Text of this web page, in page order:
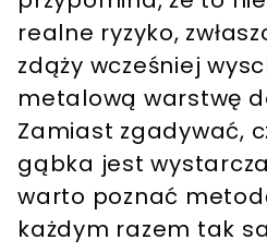
realne ryzyko,
zdąży wcześniej
metalową warstwę
Zamiast zgadywać,
gąbka jest
warto poznać
każdym razem tak